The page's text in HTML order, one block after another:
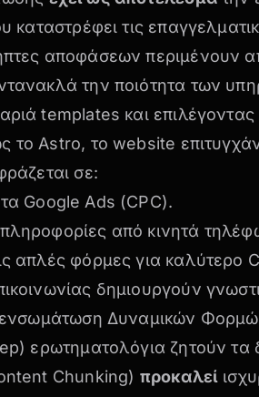
καταστρέφει τις
αποφάσεων περιμένουν
την ποιότητα των
templates και επιλέγοντας
Astro, το website
σε:
Google Ads (CPC).
από κινητά
απλές φόρμες για καλύτερο
δημιουργούν
Δυναμικών
ερωτηματολόγια ζητούν τα
Chunking) προκαλεί